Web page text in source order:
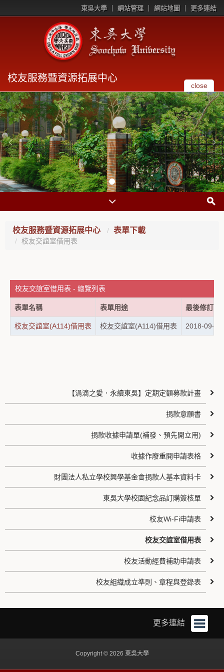
東吳大學 網站管理 網站地圖 更多連結
校友服務暨資源拓展中心
close
校友服務暨資源拓展中心 表單下載
校友交誼室借用表
校友交誼室借用表 - 總覽列表
表單名稱 表單用途 最後修訂日
校友交誼室(A114)借用表 校友交誼室(A114)借用表 2018-09-13
【涓滴之愛．永續東吳】定期定額募款計畫
捐款意願書
捐款收據申請單(補發、預先開立用)
收據作廢重開申請表格
財團法人私立學校興學基金會捐款人基本資料卡
東吳大學校園紀念品訂購簽核單
校友Wi-Fi申請表
校友交誼室借用表
校友活動經費補助申請表
校友組織成立準則、章程與登錄表
更多連結
Copyright © 2026 東吳大學